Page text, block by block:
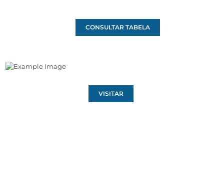
CONSULTAR TABELA
VISITAR